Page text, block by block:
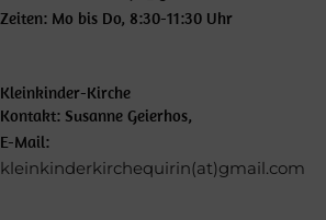
Zeiten: Mo bis Do, 8:30-11:30 Uhr
Kleinkinder-Kirche
Kontakt: Susanne Geierhos,
E-Mail:
kleinkinderkirchequirin(at)gmail.com